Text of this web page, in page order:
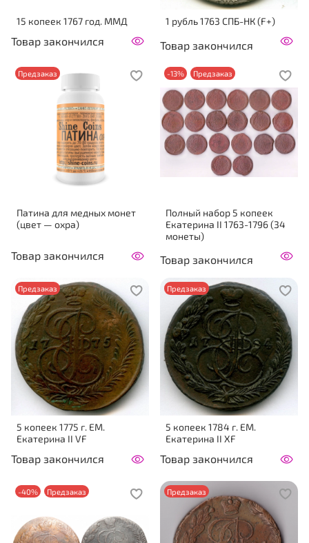
15 копеек 1767 год. ММД
Товар закончился
1 рубль 1763 СПБ-НК (F+)
Товар закончился
Предзаказ
Патина для медных монет
(цвет — охра)
Товар закончился
-13% Предзаказ
Полный набор 5 копеек
Екатерина II 1763-1796 (34
монеты)
Товар закончился
Предзаказ
5 копеек 1775 г. ЕМ.
Екатерина II VF
Товар закончился
Предзаказ
5 копеек 1784 г. ЕМ.
Екатерина II XF
Товар закончился
-40% Предзаказ Предзаказ